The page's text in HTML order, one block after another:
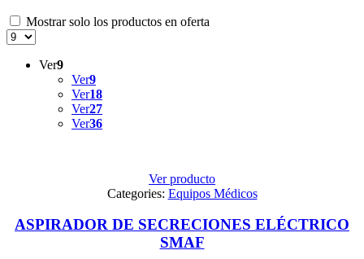
Mostrar solo los productos en oferta
Ver9
Ver9
Ver18
Ver27
Ver36
Ver producto
Categories: Equipos Médicos
ASPIRADOR DE SECRECIONES ELÉCTRICO
SMAF